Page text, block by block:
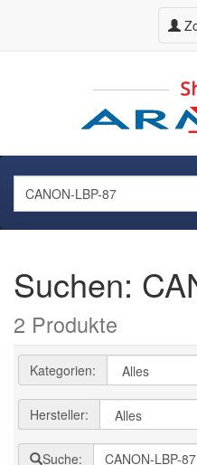
Suchen:
2 Produkte
Kategorien:
Hersteller:
Suche: